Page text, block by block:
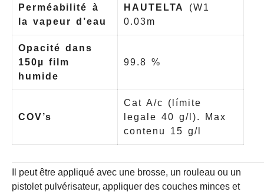
Perméabilité à
la vapeur d’eau
HAUTELTA
(W1
0.03m
Opacité dans
150µ film
humide
99.8 %
COV’s
Cat A/c (límite
legale 40 g/l). Max
contenu 15 g/l
Il peut être appliqué avec une brosse, un rouleau ou un
pistolet pulvérisateur, appliquer des couches minces et